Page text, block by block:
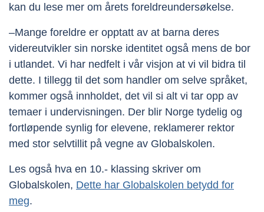
kan du lese mer om årets foreldreundersøkelse.
–Mange foreldre er opptatt av at barna deres
videreutvikler sin norske identitet også mens de bor
i utlandet. Vi har nedfelt i vår visjon at vi vil bidra til
dette. I tillegg til det som handler om selve språket,
kommer også innholdet, det vil si alt vi tar opp av
temaer i undervisningen. Der blir Norge tydelig og
fortløpende synlig for elevene, reklamerer rektor
med stor selvtillit på vegne av Globalskolen.
Les også hva en 10.- klassing skriver om
Globalskolen, Dette har Globalskolen betydd for
meg.